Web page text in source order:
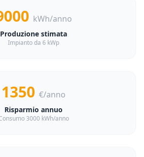
kWh/anno
Produzione stimata
Impianto da 6 kWp
1350 €/anno
Risparmio annuo
3000 kWh/anno